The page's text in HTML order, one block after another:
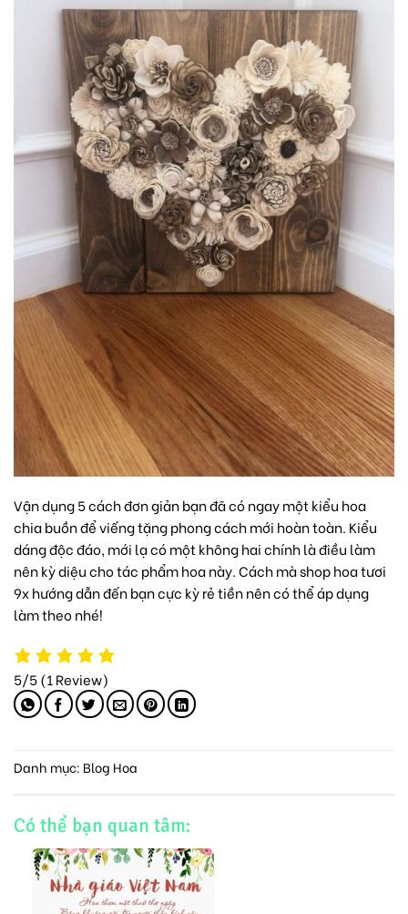
Vận dụng 5 cách đơn giản bạn đã có ngay một kiểu hoa
chia buồn để viếng tặng phong cách mới hoàn toàn. Kiểu
dáng độc đáo, mới lạ có một không hai chính là điều làm
nên kỳ diệu cho tác phẩm hoa này. Cách màshop hoa tươi
9xhướng dẫn đến bạn cực kỳ rẻ tiền nên có thể áp dụng
làm theo nhé!
5/5(1 Review)
Danh mục: Blog Hoa
Có thể bạn quan tâm: